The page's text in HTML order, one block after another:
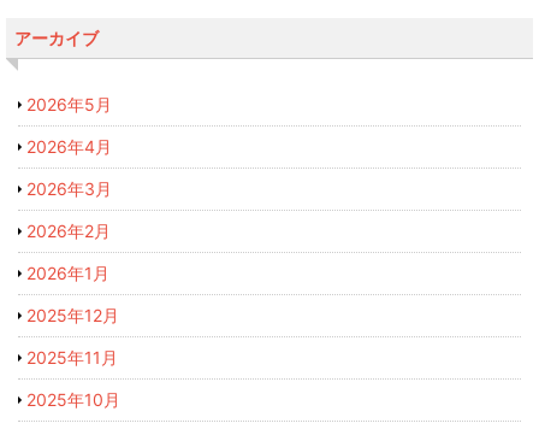
アーカイブ
2026年5月
2026年4月
2026年3月
2026年2月
2026年1月
2025年12月
2025年11月
2025年10月